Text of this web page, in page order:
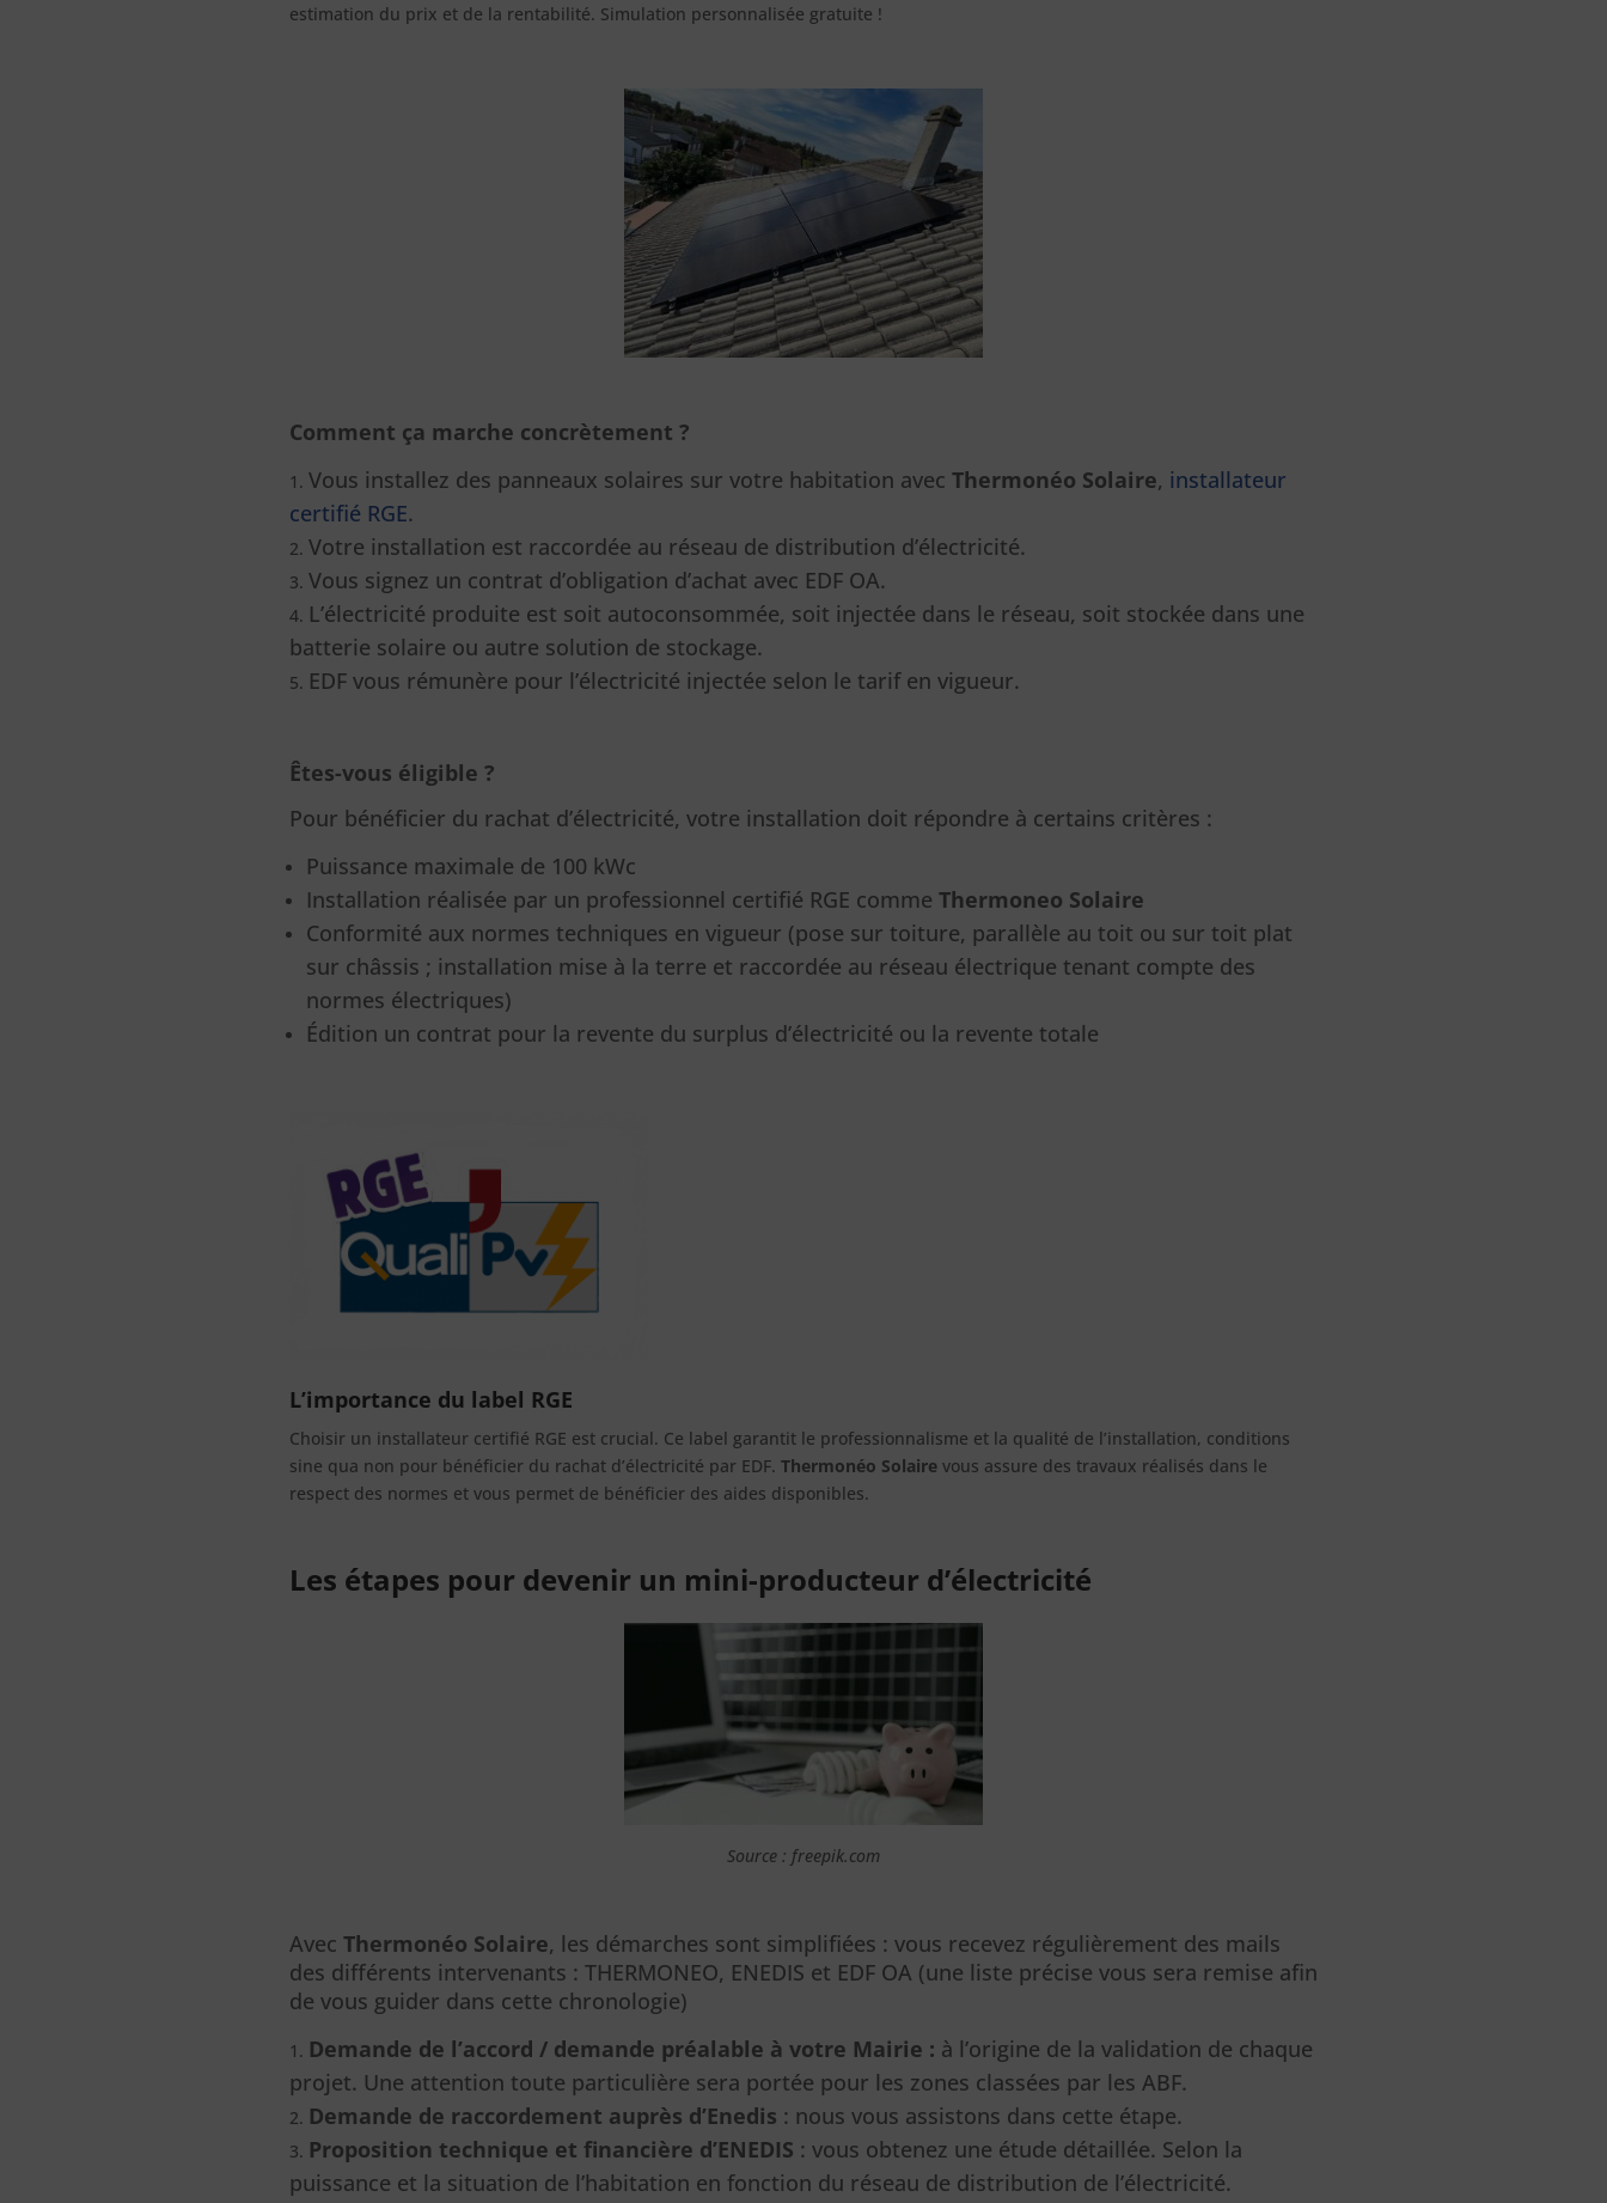
estimation du prix et de la rentabilité. Simulation personnalisée gratuite !
Comment ça marche concrètement ?
Vous installez des panneaux solaires sur votre habitation avec Thermonéo Solaire, installateur
certifié RGE.
Votre installation est raccordée au réseau de distribution d’électricité.
Vous signez un contrat d’obligation d’achat avec EDF OA.
L’électricité produite est soit autoconsommée, soit injectée dans le réseau, soit stockée dans une
batterie solaire ou autre solution de stockage.
EDF vous rémunère pour l’électricité injectée selon le tarif en vigueur.
Êtes-vous éligible ?
Pour bénéficier du rachat d’électricité, votre installation doit répondre à certains critères :
Puissance maximale de 100 kWc
Installation réalisée par un professionnel certifié RGE comme Thermoneo Solaire
Conformité aux normes techniques en vigueur (pose sur toiture, parallèle au toit ou sur toit plat
sur châssis ; installation mise à la terre et raccordée au réseau électrique tenant compte des
normes électriques)
Édition un contrat pour la revente du surplus d’électricité ou la revente totale
L’importance du label RGE
Choisir un installateur certifié RGE est crucial. Ce label garantit le professionnalisme et la qualité de l’installation, conditions
sine qua non pour bénéficier du rachat d’électricité par EDF. Thermonéo Solairevous assure des travaux réalisés dans le
respect des normes et vous permet de bénéficier des aides disponibles.
Les étapes pour devenir un mini-producteur d’électricité
Source : freepik.com
Avec Thermonéo Solaire, les démarches sont simplifiées : vous recevez régulièrement des mails
des différents intervenants : THERMONEO, ENEDIS et EDF OA (une liste précise vous sera remise afin
de vous guider dans cette chronologie)
Demande de l’accord / demande préalable à votre Mairie : à l’origine de la validation de chaque
projet. Une attention toute particulière sera portée pour les zones classées par les ABF.
Demande de raccordement auprès d’Enedis : nous vous assistons dans cette étape.
Proposition technique et financière d’ENEDIS : vous obtenez une étude détaillée. Selon la
puissance et la situation de l’habitation en fonction du réseau de distribution de l’électricité.